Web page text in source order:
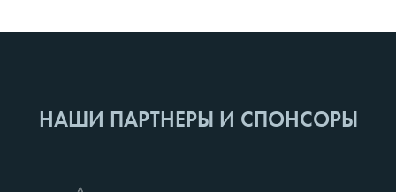
НАШИ ПАРТНЕРЫ И СПОНСОРЫ